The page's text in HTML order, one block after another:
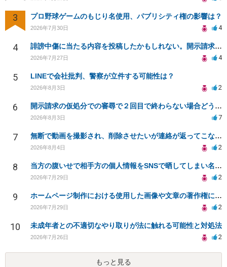
3 プロ野球ゲームのもじり名使用、パブリシティ権の影響は？
2026年7月30日 4
4 誹謗中傷に当たる内容を投稿したかもしれない。開示請求や民事刑事裁判に発展しうるのか教えて欲しい。
2026年7月27日 4
5 LINEで会社批判、警察が立件する可能性は？
2026年8月3日 2
6 開示請求の仮処分での審尋で２回目で終わらない場合どうしたらいいですか
2026年8月3日 7
7 無断で動画を撮影され、削除させたいが連絡が返ってこない。
2026年8月4日 2
8 当方の腹いせで相手方の個人情報をSNSで晒してしまい名誉毀損させてしまったかもしれない
2026年7月29日 2
9 ホームページ制作における使用した画像や文章の著作権について
2026年7月29日 2
10 未成年者との不適切なやり取りが法に触れる可能性と対処法
2026年7月26日 2
もっと見る